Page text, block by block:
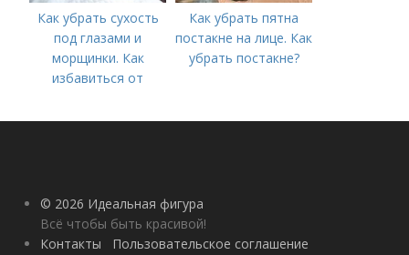
Как убрать сухость
под глазами и
морщинки. Как
избавиться от
косметологические
Как убрать пятна
постакне на лице. Как
убрать постакне?
© 2026 Идеальная фигура
Всё чтобы быть красивой!
Контакты
Пользовательское соглашение